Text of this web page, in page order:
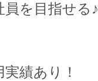
を目指せる♪
実績あり！